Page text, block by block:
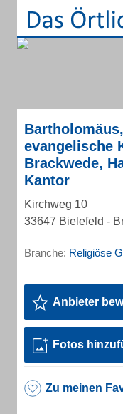
evangelische
Brackwede,
Kantor
Kirchweg 10
33647 Bielefeld -
Branche: Religiöse
Anbieter
Fotos
Zu meinen